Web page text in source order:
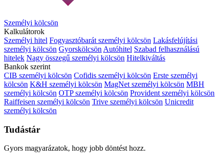
Személyi kölcsön
Kalkulátorok
Személyi hitel Fogyasztóbarát személyi kölcsön Lakásfelújítási
személyi kölcsön Gyorskölcsön Autóhitel Szabad felhasználású
hitelek Nagy összegű személyi kölcsön Hitelkiváltás
Bankok szerint
CIB személyi kölcsön Cofidis személyi kölcsön Erste személyi
kölcsön K&H személyi kölcsön MagNet személyi kölcsön MBH
személyi kölcsön OTP személyi kölcsön Provident személyi kölcsön
Raiffeisen személyi kölcsön Trive személyi kölcsön Unicredit
személyi kölcsön
Tudástár
Gyors magyarázatok, hogy jobb döntést hozz.